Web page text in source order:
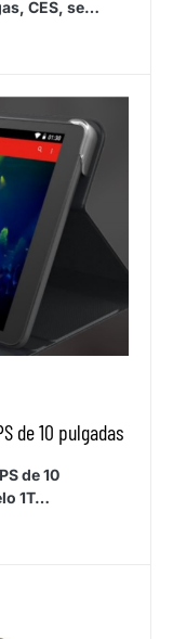
CES, se…
de 10 pulgadas
de 10
1T…